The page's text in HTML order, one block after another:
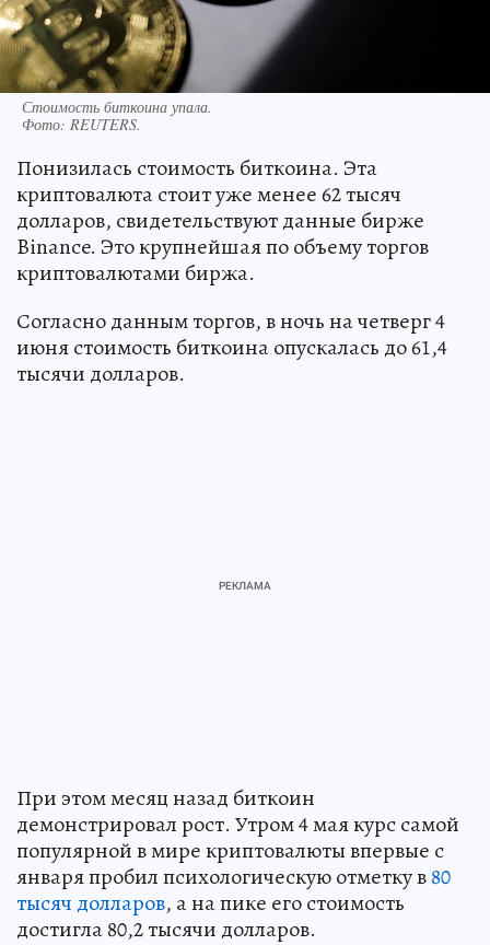
Стоимость биткоина упала.
Фото: REUTERS.
Понизилась стоимость биткоина. Эта
криптовалюта стоит уже менее 62 тысяч
долларов, свидетельствуют данные бирже
Binance. Это крупнейшая по объему торгов
криптовалютами биржа.
Согласно данным торгов, в ночь на четверг 4
июня стоимость биткоина опускалась до 61,4
тысячи долларов.
При этом месяц назад биткоин
демонстрировал рост. Утром 4 мая курс самой
популярной в мире криптовалюты впервые с
января пробил психологическую отметку в80
тысяч долларов, а на пике его стоимость
достигла 80,2 тысячи долларов.